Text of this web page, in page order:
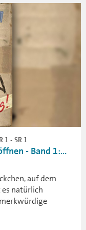
- SR 1
- Band 1:...
auf dem
natürlich